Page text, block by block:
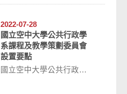
2022-07-28
國立空中大學公共行政學
系課程及教學策劃委員會
設置要點
國立空中大學公共行政學